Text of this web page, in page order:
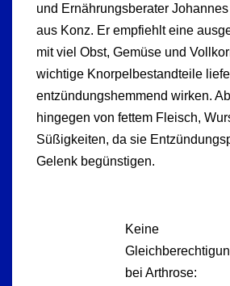
und Ernährungsberater
aus Konz. Er empfiehlt eine
mit viel Obst, Gemüse und
wichtige Knorpelbestandteile
entzündungshemmend wirken.
hingegen von fettem Fleisch,
Süßigkeiten, da sie
Gelenk begünstigen.
Keine
bei Arthrose: